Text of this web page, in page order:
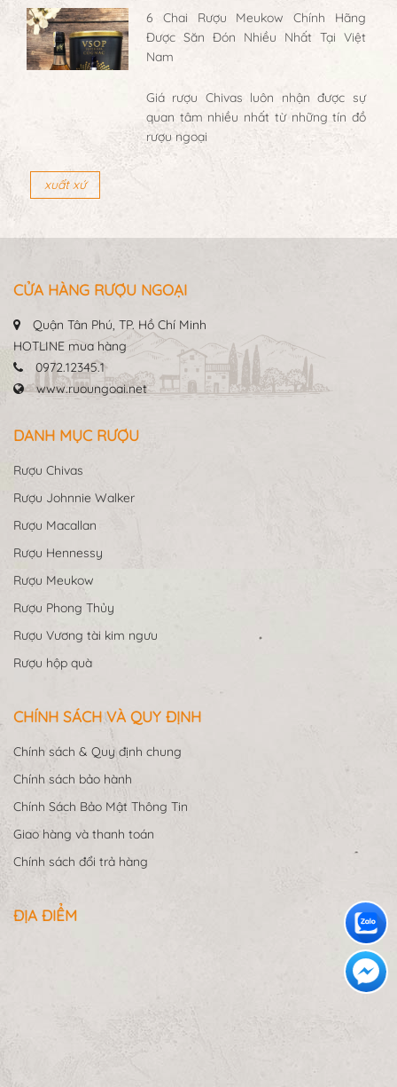
6 Chai Rượu Meukow Chính Hãng
Được Săn Đón Nhiều Nhất Tại Việt
Nam
Giá rượu Chivas luôn nhận được sự
quan tâm nhiều nhất từ những tín đồ
rượu ngoại
xuất xứ
CỬA HÀNG RƯỢU NGOẠI
Quận Tân Phú, TP. Hồ Chí Minh
HOTLINE mua hàng
0972.12345.1
www.ruoungoai.net
DANH MỤC RƯỢU
Rượu Chivas
Rượu Johnnie Walker
Rượu Macallan
Rượu Hennessy
Rượu Meukow
Rượu Phong Thủy
Rượu Vương tài kim ngưu
Rượu hộp quà
CHÍNH SÁCH VÀ QUY ĐỊNH
Chính sách & Quy định chung
Chính sách bảo hành
Chính Sách Bảo Mật Thông Tin
Giao hàng và thanh toán
Chính sách đổi trả hàng
ĐỊA ĐIỂM